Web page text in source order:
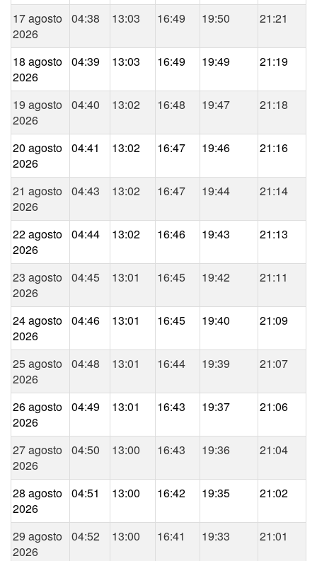
17 agosto
2026
04:38 13:03 16:49 19:50 21:21
18 agosto
2026
04:39 13:03 16:49 19:49 21:19
19 agosto
2026
04:40 13:02 16:48 19:47 21:18
20 agosto
2026
04:41 13:02 16:47 19:46 21:16
21 agosto
2026
04:43 13:02 16:47 19:44 21:14
22 agosto
2026
04:44 13:02 16:46 19:43 21:13
23 agosto
2026
04:45 13:01 16:45 19:42 21:11
24 agosto
2026
04:46 13:01 16:45 19:40 21:09
25 agosto
2026
04:48 13:01 16:44 19:39 21:07
26 agosto
2026
04:49 13:01 16:43 19:37 21:06
27 agosto
2026
04:50 13:00 16:43 19:36 21:04
28 agosto
2026
04:51 13:00 16:42 19:35 21:02
29 agosto
2026
04:52 13:00 16:41 19:33 21:01